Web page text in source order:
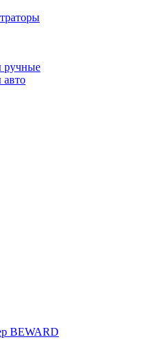
ручные
BEWARD